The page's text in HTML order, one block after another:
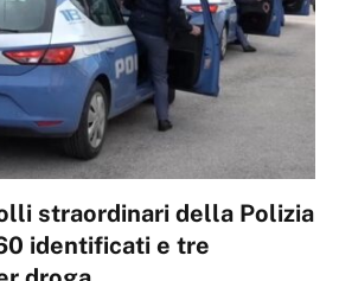
straordinari della Polizia
identificati e tre